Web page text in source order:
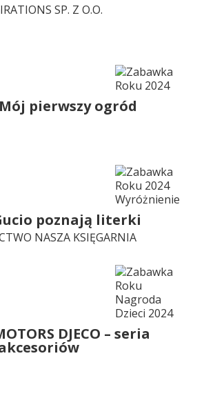
SP. Z O.O.
pierwszy ogród
poznają literki
NASZA KSIĘGARNIA
DJECO – seria